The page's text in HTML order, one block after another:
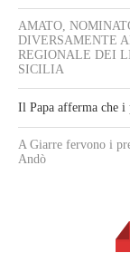
AMATO,
DIVERSAMENTE
REGIONALE DEI
SICILIA
Il Papa afferma che i
A Giarre fervono i
Andò